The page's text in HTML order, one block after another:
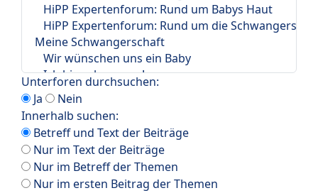
Unterforen durchsuchen:
Ja
Nein
Innerhalb suchen:
Betreff und Text der Beiträge
Nur im Text der Beiträge
Nur im Betreff der Themen
Nur im ersten Beitrag der Themen